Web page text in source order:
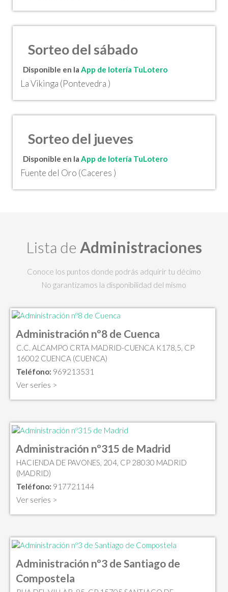
Sorteo del sábado
Disponible en la App de lotería TuLotero
La Vikinga (Pontevedra )
Sorteo del jueves
Disponible en la App de lotería TuLotero
Fuente del Oro (Caceres )
Lista de Administraciones
Conoce los puntos donde podrás adquirir tu décimo
No garantizamos la disponibilidad del mismo
Administración nº8 de Cuenca
C.C. ALCAMPO CRTA MADRID-CUENCA K178,5, CP
16002 CUENCA (CUENCA)
Teléfono: 969213531
Ver series >
Administración nº315 de Madrid
HACIENDA DE PAVONES, 204, CP 28030 MADRID
(MADRID)
Teléfono: 917721144
Ver series >
Administración nº3 de Santiago de
Compostela